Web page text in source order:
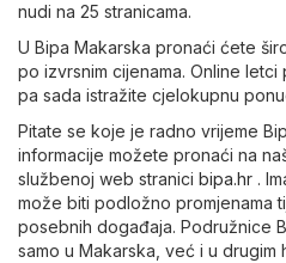
nudi na 25 stranicama.
U Bipa Makarska pronaći ćete
po izvrsnim cijenama. Online
pa sada istražite cjelokupnu
Pitate se koje je radno vrijeme
informacije možete pronaći na
službenoj web stranici bipa.hr .
može biti podložno promjenama
posebnih događaja. Podružnice
samo u Makarska, već i u drugim